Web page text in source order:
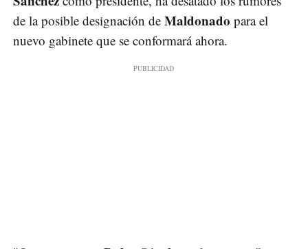
de la posible designación de Maldonado para el
nuevo gabinete que se conformará ahora.